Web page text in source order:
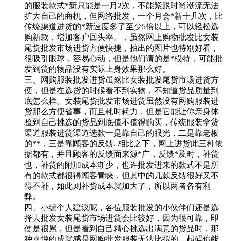
的服装款式*新只能是一月2次，不能紧跟时尚潮流无法
扩大自己的商机，但网络批发，一个月会*新十几次，比
传统渠道进货的*新速度多了至少5倍以上，可以轻松选
购新款，增加客户回头率。，虽然网上购物批发比女装
尾货批发市场进货方便快捷，拍出的图片也特别好看，
很吸引眼球，容易心动，但是他们请的是*模特，可能批
发到货的物品没有实际上身效果那么好。
三、网购服装批发进货虽然比女装批发尾货市场进货方
便，但是在选货的时候看不到实物，不知道货品质量到
底怎么样。女装尾货批发市场进货虽然没有网购服装进
货那么方便省事，而且耗时耗力，但是它能让你亲身体
验到自己挑选的货品到底值不值得购买，传统服装拿货
渠道服装进货渠道选款一是靠自己的眼光，二是靠老板
的**，三是靠顾客的反馈. 相比之下，网上进货此三种依
据都有，并且顾客的反馈面来源*广，反馈*及时，补货
也，补货的附加成本渐少，也许批发进来的款式不是所
有的款式都很得顾客青睐，但其中的几款反馈很好又不
得不补，如此则补货成本就加大了，所以两者各有利
弊。
四、小编个人建议呢，各位服装批发的小伙伴们还是选
择去批发女装尾货市场进货会比较好，因为很可靠，即
使是很累，但是看到自己精心挑选出满意的货品时，那